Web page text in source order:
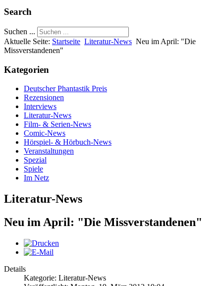
Search
Suchen ...
Aktuelle Seite: Startseite Literatur-News Neu im April: "Die
Missverstandenen"
Kategorien
Deutscher Phantastik Preis
Rezensionen
Interviews
Literatur-News
Film- & Serien-News
Comic-News
Hörspiel- & Hörbuch-News
Veranstaltungen
Spezial
Spiele
Im Netz
Literatur-News
Neu im April: "Die Missverstandenen"
Details
Kategorie: Literatur-News